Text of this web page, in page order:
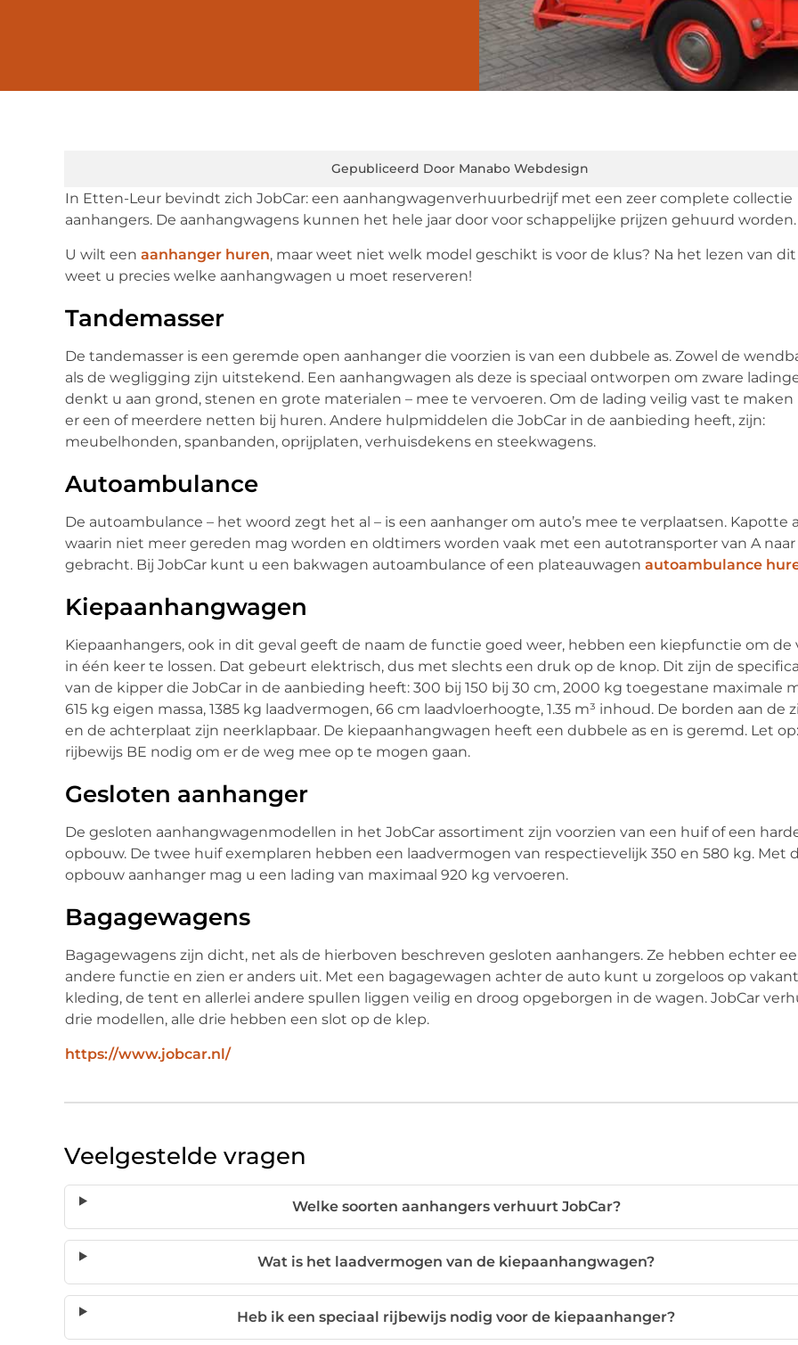
Gepubliceerd Door Manabo Webdesign
In Etten-Leur bevindt zich JobCar: een aanhangwagenverhuurbedrijf met een zeer complete collectie
aanhangers. De aanhangwagens kunnen het hele jaar door voor schappelijke prijzen gehuurd worden.
U wilt een aanhanger huren, maar weet niet welk model geschikt is voor de klus? Na het lezen van
weet u precies welke aanhangwagen u moet reserveren!
Tandemasser
De tandemasser is een geremde open aanhanger die voorzien is van een dubbele as. Zowel de
als de wegligging zijn uitstekend. Een aanhangwagen als deze is speciaal ontworpen om zware
denkt u aan grond, stenen en grote materialen – mee te vervoeren. Om de lading veilig vast te
er een of meerdere netten bij huren. Andere hulpmiddelen die JobCar in de aanbieding heeft, zijn:
meubelhonden, spanbanden, oprijplaten, verhuisdekens en steekwagens.
Autoambulance
De autoambulance – het woord zegt het al – is een aanhanger om auto’s mee te verplaatsen. Kapotte
waarin niet meer gereden mag worden en oldtimers worden vaak met een autotransporter van A naar
gebracht. Bij JobCar kunt u een bakwagen autoambulance of een plateauwagen autoambulance
Kiepaanhangwagen
Kiepaanhangers, ook in dit geval geeft de naam de functie goed weer, hebben een kiepfunctie om de
in één keer te lossen. Dat gebeurt elektrisch, dus met slechts een druk op de knop. Dit zijn de
van de kipper die JobCar in de aanbieding heeft: 300 bij 150 bij 30 cm, 2000 kg toegestane maximale
615 kg eigen massa, 1385 kg laadvermogen, 66 cm laadvloerhoogte, 1.35 m³ inhoud. De borden aan de
en de achterplaat zijn neerklapbaar. De kiepaanhangwagen heeft een dubbele as en is geremd. Let
rijbewijs BE nodig om er de weg mee op te mogen gaan.
Gesloten aanhanger
De gesloten aanhangwagenmodellen in het JobCar assortiment zijn voorzien van een huif of een
opbouw. De twee huif exemplaren hebben een laadvermogen van respectievelijk 350 en 580 kg. Met
opbouw aanhanger mag u een lading van maximaal 920 kg vervoeren.
Bagagewagens
Bagagewagens zijn dicht, net als de hierboven beschreven gesloten aanhangers. Ze hebben echter
andere functie en zien er anders uit. Met een bagagewagen achter de auto kunt u zorgeloos op
kleding, de tent en allerlei andere spullen liggen veilig en droog opgeborgen in de wagen. JobCar
drie modellen, alle drie hebben een slot op de klep.
https://www.jobcar.nl/
Veelgestelde vragen
Welke soorten aanhangers verhuurt JobCar?
Wat is het laadvermogen van de kiepaanhangwagen?
Heb ik een speciaal rijbewijs nodig voor de kiepaanhanger?